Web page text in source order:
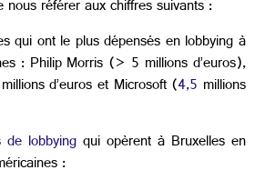
référer aux chiffres suivants :
qui ont le plus dépensés en lobbying à
: Philip Morris (> 5 millions d’euros),
d’euros et Microsoft (4,5 millions
de lobbying qui opèrent à Bruxelles en